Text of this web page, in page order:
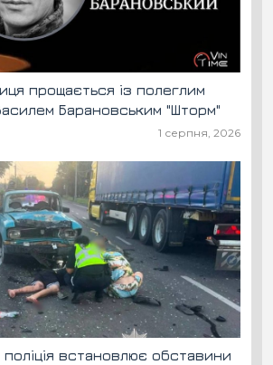
прощається із полеглим
Барановським "Шторм"
1 серпня, 2026
поліція встановлює обставини